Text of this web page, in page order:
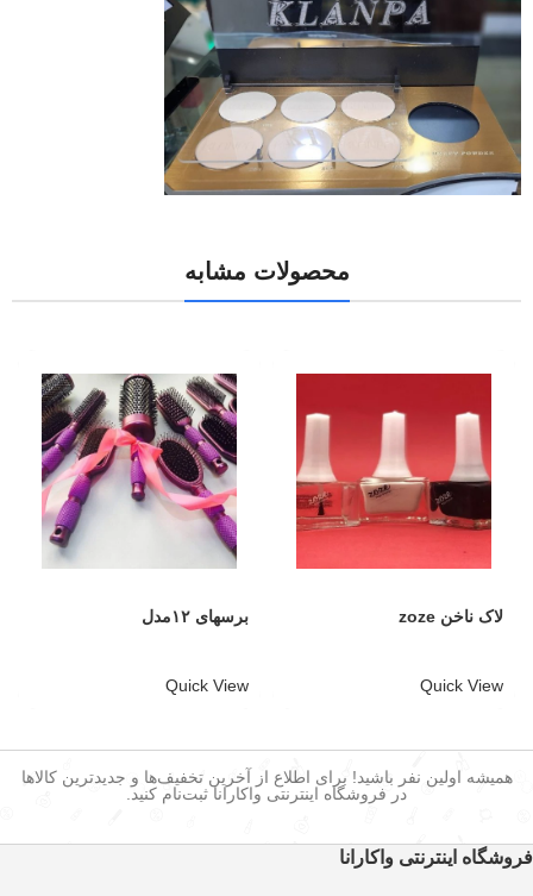
محصولات مشابه
لاک ناخن zoze
Quick View
برسهای ۱۲مدل
Quick View
همیشه اولین نفر باشید! برای اطلاع از آخرین تخفیف‌ها و جدیدترین کالاها
در فروشگاه اینترنتی واکارانا ثبت‌نام کنید.
فروشگاه اینترنتی واکارانا